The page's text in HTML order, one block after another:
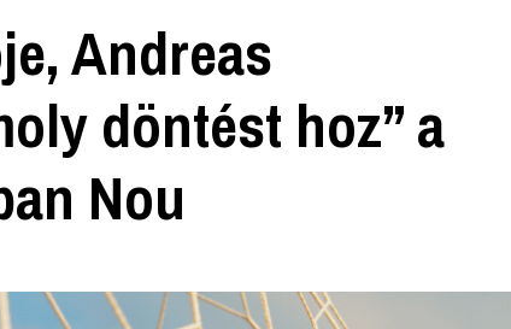
Andreas
döntést hoz” a
Nou